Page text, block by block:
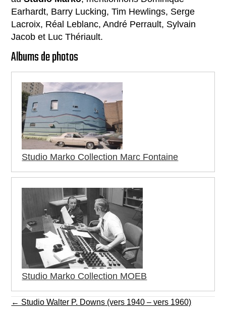
Earhardt, Barry Lucking, Tim Hewlings, Serge
Lacroix, Réal Leblanc, André Perrault, Sylvain
Jacob et Luc Thériault.
Albums de photos
Studio Marko Collection Marc Fontaine
Studio Marko Collection MOEB
Posts
← Studio Walter P. Downs (vers 1940 – vers 1960)